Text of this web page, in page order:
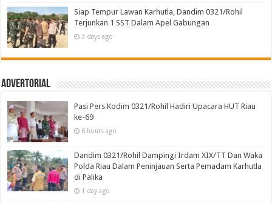
Siap Tempur Lawan Karhutla, Dandim 0321/Rohil
Terjunkan 1 SST Dalam Apel Gabungan
3 days ago
Advertorial
Pasi Pers Kodim 0321/Rohil Hadiri Upacara HUT Riau
ke-69
6 hours ago
Dandim 0321/Rohil Dampingi Irdam XIX/TT Dan Waka
Polda Riau Dalam Peninjauan Serta Pemadam Karhutla
di Palika
1 day ago